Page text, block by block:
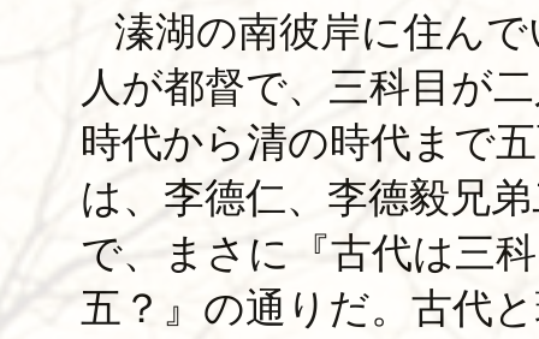
溱湖の南彼岸に住ん
人が都督で、三科目が
時代から清の時代まで
は、李德仁、李德毅兄
で、まさに『古代は三
五？』の通りだ。古代